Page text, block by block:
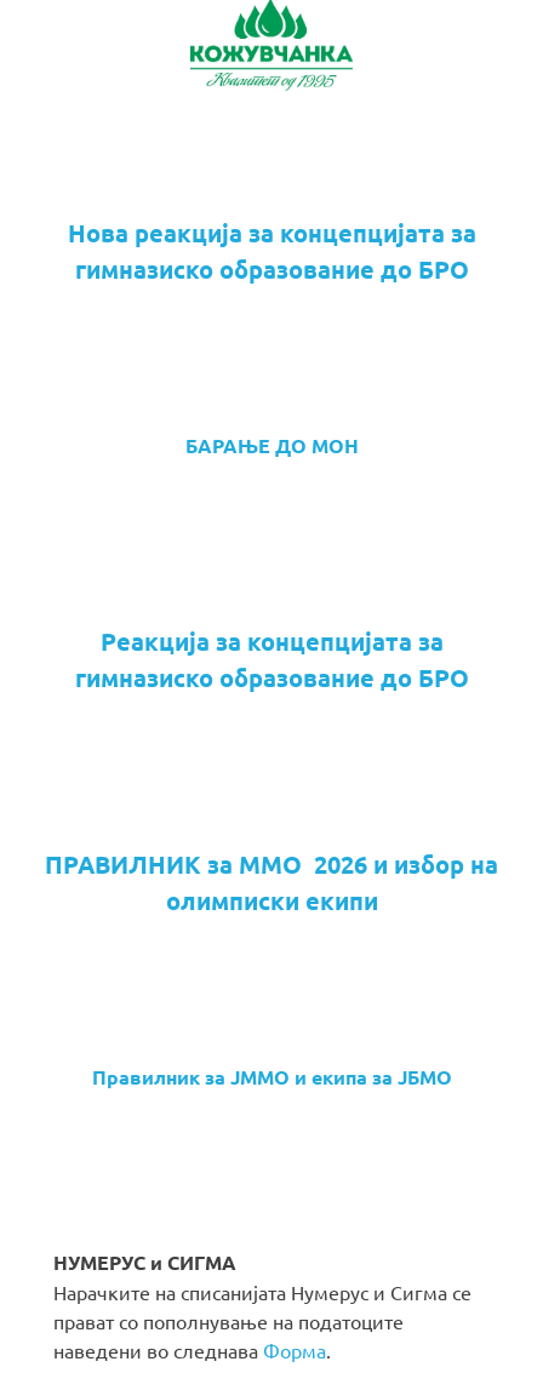
Нова реакција за концепцијата за
гимназиско образование до БРО
БАРАЊЕ ДО МОН
Реакција за концепцијата за
гимназиско образование до БРО
ПРАВИЛНИК за ММО 2026 и избор на
олимписки екипи
Правилник за ЈММО и екипа за ЈБМО
НУМЕРУС и СИГМА
Нарачките на списанијата Нумерус и Сигма се
прават со пополнување на податоците
наведени во следнава Форма